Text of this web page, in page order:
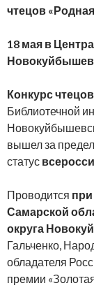
чтецов
18 мая в
Конкурс
Библиотечной
вышел за
статус
Проводится
Самарской
округа
Гальченко,
обладателя
премии